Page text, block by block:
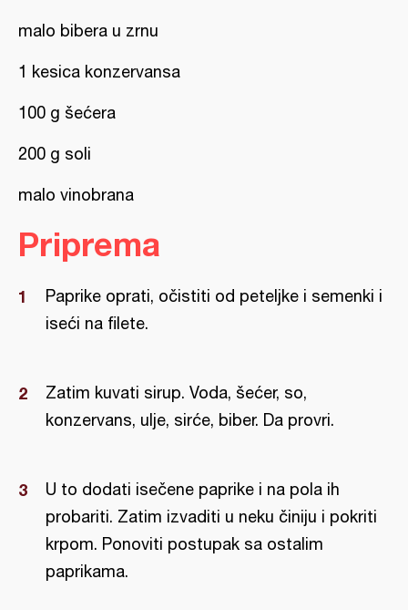
malo bibera u zrnu
1 kesica konzervansa
100 g šećera
200 g soli
malo vinobrana
Priprema
Paprike oprati, očistiti od peteljke i semenki i
iseći na filete.
Zatim kuvati sirup. Voda, šećer, so,
konzervans, ulje, sirće, biber. Da provri.
U to dodati isečene paprike i na pola ih
probariti. Zatim izvaditi u neku činiju i pokriti
krpom. Ponoviti postupak sa ostalim
paprikama.